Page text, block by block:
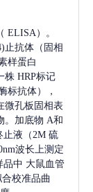
ELISA）。
止抗体（固相
样蛋白
株 HRP标记
酶标抗体），
微孔板固相表
。加底物 A和
止液（2M 硫
波长上测定
品中 大鼠血管
校准品曲